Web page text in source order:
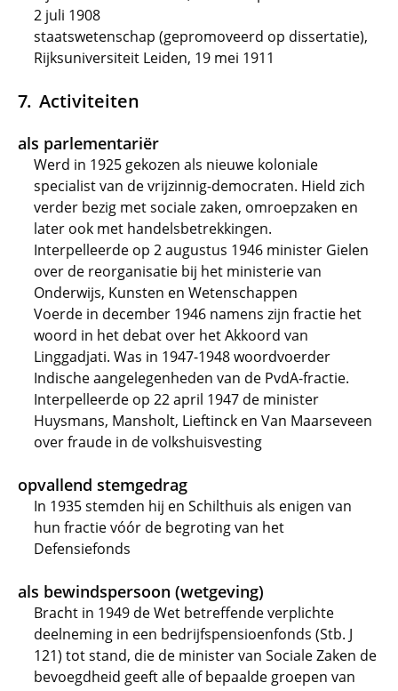
2 juli 1908
staatswetenschap (gepromoveerd op dissertatie),
Rijksuniversiteit Leiden, 19 mei 1911
Activiteiten
als parlementariër
Werd in 1925 gekozen als nieuwe koloniale
specialist van de vrijzinnig-democraten. Hield zich
verder bezig met sociale zaken, omroepzaken en
later ook met handelsbetrekkingen.
Interpelleerde op 2 augustus 1946 minister Gielen
over de reorganisatie bij het ministerie van
Onderwijs, Kunsten en Wetenschappen
Voerde in december 1946 namens zijn fractie het
woord in het debat over het Akkoord van
Linggadjati. Was in 1947-1948 woordvoerder
Indische aangelegenheden van de PvdA-fractie.
Interpelleerde op 22 april 1947 de minister
Huysmans, Mansholt, Lieftinck en Van Maarseveen
over fraude in de volkshuisvesting
opvallend stemgedrag
In 1935 stemden hij en Schilthuis als enigen van
hun fractie vóór de begroting van het
Defensiefonds
als bewindspersoon (wetgeving)
Bracht in 1949 de Wet betreffende verplichte
deelneming in een bedrijfspensioenfonds (Stb. J
121) tot stand, die de minister van Sociale Zaken de
bevoegdheid geeft alle of bepaalde groepen van